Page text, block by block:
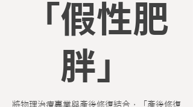
「假性肥
胖」
將物理治療專業與產後修復結合，「產後修復